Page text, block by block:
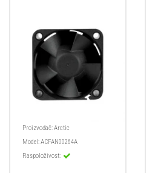
Proizvođač:Arctic
Model:ACFAN00264A
Raspoloživost: